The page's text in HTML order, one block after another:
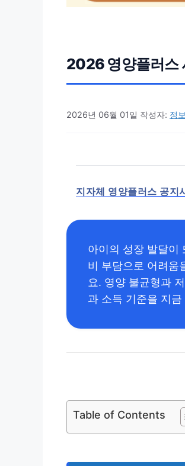
2026 영양플러스
2026년 06월 01일 작성자: 정
지자체 영양플러스 공지
아이의 성장 발달이
비 부담으로 어려움
요. 영양 불균형과
과 소득 기준을 지
Table of Contents